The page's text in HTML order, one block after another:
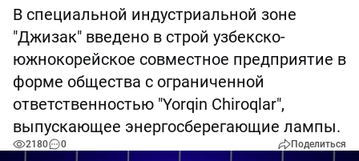
В специальной индустриальной зоне
"Джизак" введено в строй узбекско-
южнокорейское совместное предприятие в
форме общества с ограниченной
ответственностью "Yorqin Chiroqlar",
выпускающее энергосберегающие лампы.
2180 0 Поделиться